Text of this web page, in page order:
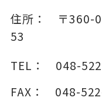
住所： 〒360-
53
TEL：
048-
FAX：
048-